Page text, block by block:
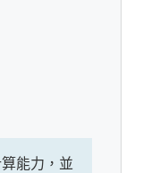
能力，並